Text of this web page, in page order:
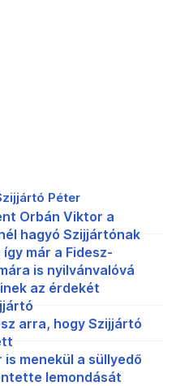
Péter
Orbán Viktor a
hagyó Szijjártónak
már a Fidesz-
is nyilvánvalóvá
az érdekét
arra, hogy Szijjártó
menekül a süllyedő
lemondását